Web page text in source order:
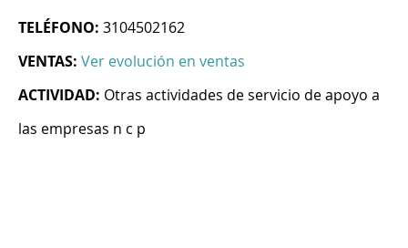
TELÉFONO: 3104502162
VENTAS: Ver evolución en ventas
ACTIVIDAD: Otras actividades de servicio de apoyo a
las empresas n c p